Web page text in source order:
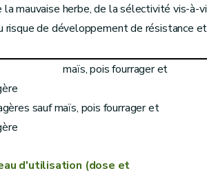
la mauvaise herbe, de la sélectivité vis-à-
risque de développement de résistance
y comprismaïs, pois fourrager et
sauf maïs, pois fourrager et
d'utilisation (dose et